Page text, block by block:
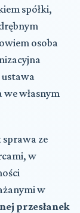
spółki,
osoba
własnym
sprawa ze
w
w
przesłanek